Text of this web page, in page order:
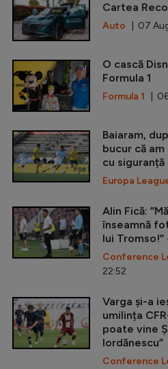
Cartea
Auto | 07
O cască
Formula 1
Formula 1 |
Baiaram,
bucur că
cu
Europa
Alin Fică:
înseamnă
lui
Conference
22:52
Varga și-a
umilința
poate vine
Iordănescu”
Conference